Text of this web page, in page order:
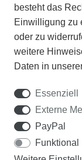
DER WEG
Samen
besteht das
Einwilligung zu
oder zu
weitere
Daten in
Essenziell
Externe
PayPal
Funktional